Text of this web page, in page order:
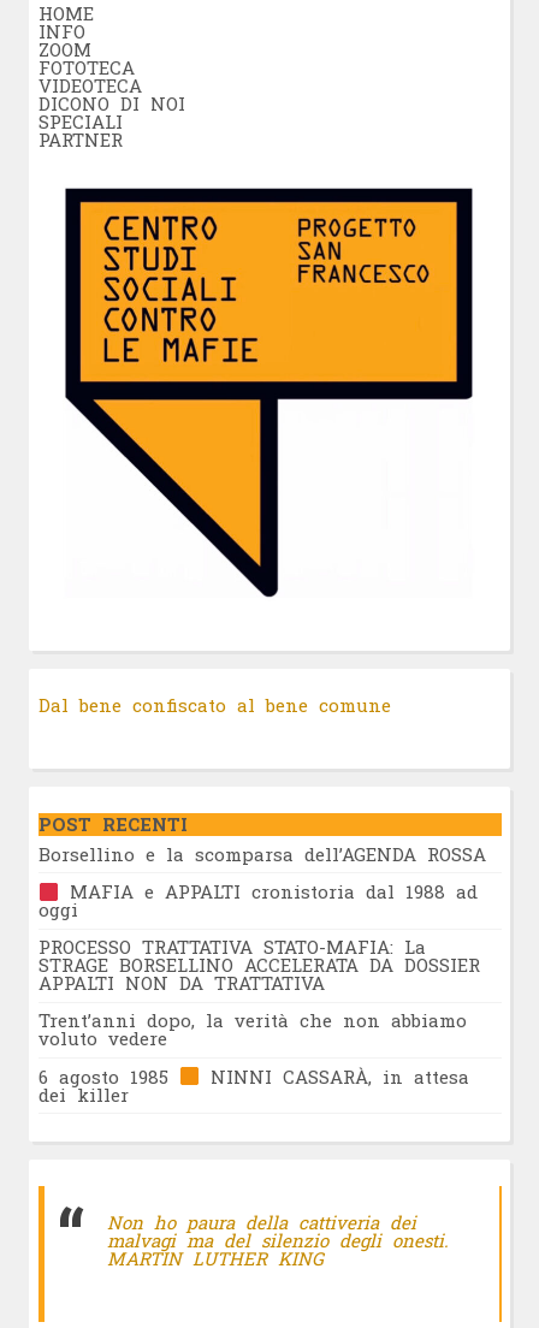
HOME
INFO
ZOOM
FOTOTECA
VIDEOTECA
DICONO DI NOI
SPECIALI
PARTNER
Dal bene confiscato al bene comune
POST RECENTI
Borsellino e la scomparsa dell’AGENDA ROSSA
MAFIA e APPALTI cronistoria dal 1988 ad
oggi
PROCESSO TRATTATIVA STATO-MAFIA: La
STRAGE BORSELLINO ACCELERATA DA DOSSIER
APPALTI NON DA TRATTATIVA
Trent’anni dopo, la verità che non abbiamo
voluto vedere
6 agosto 1985
NINNI CASSARÀ, in attesa
dei killer
Non ho paura della cattiveria dei
malvagi ma del silenzio degli onesti.
MARTIN LUTHER KING